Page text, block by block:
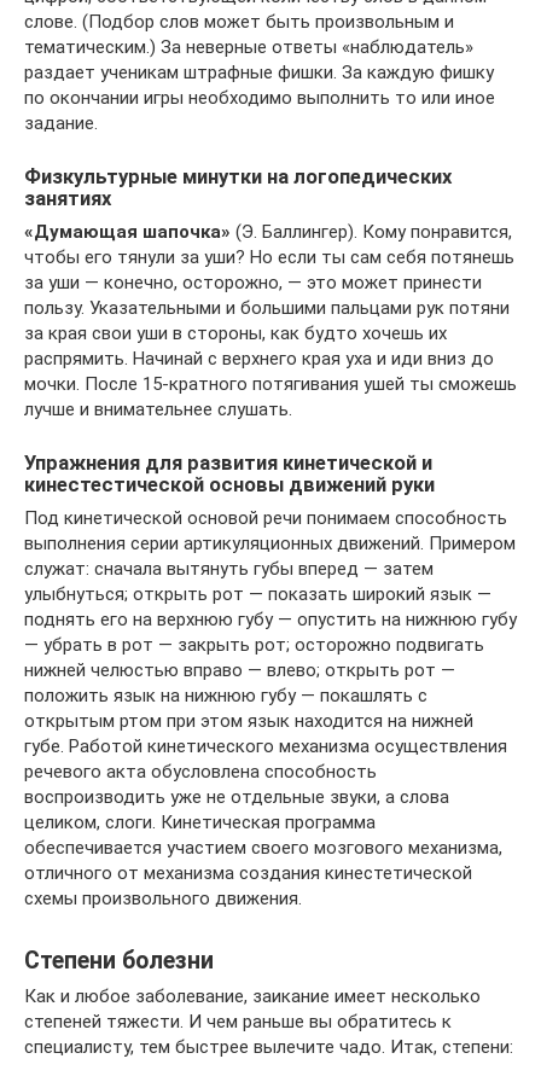
слове. (Подбор слов может быть произвольным и
тематическим.) За неверные ответы «наблюдатель»
раздает ученикам штрафные фишки. За каждую фишку
по окончании игры необходимо выполнить то или иное
задание.
Физкультурные минутки на логопедических
занятиях
«Думающая шапочка» (Э. Баллингер). Кому понравится,
чтобы его тянули за уши? Но если ты сам себя потянешь
за уши — конечно, осторожно, — это может принести
пользу. Указательными и большими пальцами рук потяни
за края свои уши в стороны, как будто хочешь их
распрямить. Начинай с верхнего края уха и иди вниз до
мочки. После 15-кратного потягивания ушей ты сможешь
лучше и внимательнее слушать.
Упражнения для развития кинетической и
кинестестической основы движений руки
Под кинетической основой речи понимаем способность
выполнения серии артикуляционных движений. Примером
служат: сначала вытянуть губы вперед — затем
улыбнуться; открыть рот — показать широкий язык —
поднять его на верхнюю губу — опустить на нижнюю губу
— убрать в рот — закрыть рот; осторожно подвигать
нижней челюстью вправо — влево; открыть рот —
положить язык на нижнюю губу — покашлять с
открытым ртом при этом язык находится на нижней
губе. Работой кинетического механизма осуществления
речевого акта обусловлена способность
воспроизводить уже не отдельные звуки, а слова
целиком, слоги. Кинетическая программа
обеспечивается участием своего мозгового механизма,
отличного от механизма создания кинестетической
схемы произвольного движения.
Степени болезни
Как и любое заболевание, заикание имеет несколько
степеней тяжести. И чем раньше вы обратитесь к
специалисту, тем быстрее вылечите чадо. Итак, степени: